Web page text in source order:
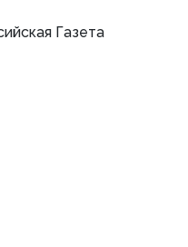
Газета